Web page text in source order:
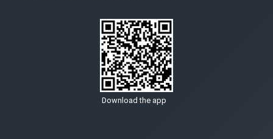
Download the app